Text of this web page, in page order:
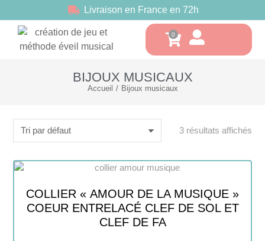
Livraison en France en 72h
BIJOUX MUSICAUX
Accueil Bijoux musicaux
3 résultats affichés
COLLIER « AMOUR DE LA MUSIQUE »
COEUR ENTRELACÉ CLEF DE SOL ET
CLEF DE FA